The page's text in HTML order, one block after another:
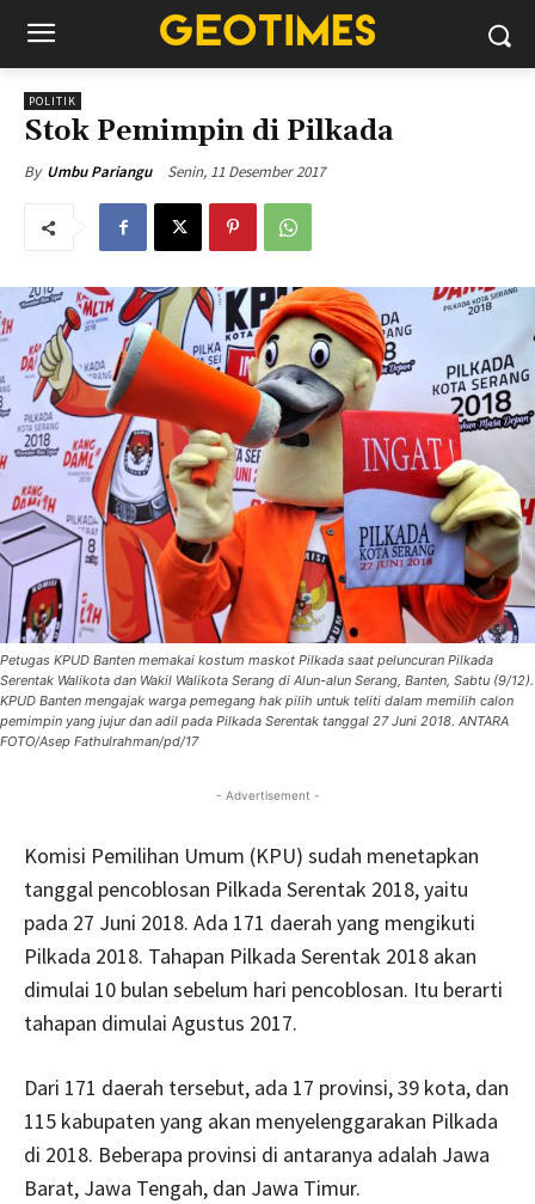
POLITIK
Stok Pemimpin di Pilkada
By Umbu Pariangu Senin, 11 Desember 2017
Petugas KPUD Banten memakai kostum maskot Pilkada saat peluncuran Pilkada
Serentak Walikota dan Wakil Walikota Serang di Alun-alun Serang, Banten, Sabtu (9/12).
KPUD Banten mengajak warga pemegang hak pilih untuk teliti dalam memilih calon
pemimpin yang jujur dan adil pada Pilkada Serentak tanggal 27 Juni 2018. ANTARA
FOTO/Asep Fathulrahman/pd/17
- Advertisement -
Komisi Pemilihan Umum (KPU) sudah menetapkan
tanggal pencoblosan Pilkada Serentak 2018, yaitu
pada 27 Juni 2018. Ada 171 daerah yang mengikuti
Pilkada 2018. Tahapan Pilkada Serentak 2018 akan
dimulai 10 bulan sebelum hari pencoblosan. Itu berarti
tahapan dimulai Agustus 2017.
Dari 171 daerah tersebut, ada 17 provinsi, 39 kota, dan
115 kabupaten yang akan menyelenggarakan Pilkada
di 2018. Beberapa provinsi di antaranya adalah Jawa
Barat, Jawa Tengah, dan Jawa Timur.